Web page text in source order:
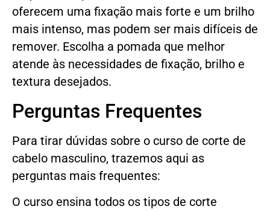
oferecem uma fixação mais forte e um brilho
mais intenso, mas podem ser mais difíceis de
remover. Escolha a pomada que melhor
atende às necessidades de fixação, brilho e
textura desejados.
Perguntas Frequentes
Para tirar dúvidas sobre o curso de corte de
cabelo masculino, trazemos aqui as
perguntas mais frequentes:
O curso ensina todos os tipos de corte